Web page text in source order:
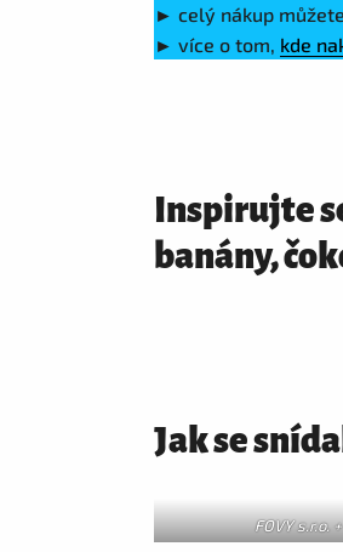
► celý nákup
► více o tom, kde
Inspirujte
banány,
Jak se
FOVY s.r.o.